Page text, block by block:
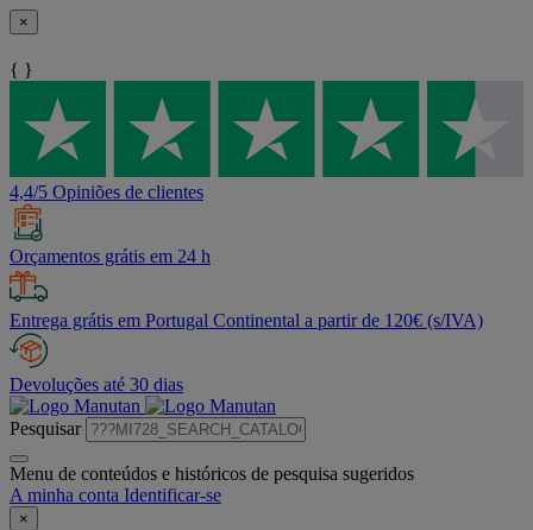
×
{ }
4,4/5 Opiniões de clientes
Orçamentos grátis em 24 h
Entrega grátis em Portugal Continental a partir de 120€ (s/IVA)
Devoluções até 30 dias
Pesquisar
Menu de conteúdos e históricos de pesquisa sugeridos
A minha conta Identificar-se
×